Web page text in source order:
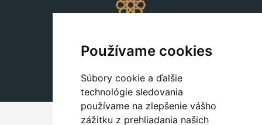
Používame cookies
Súbory cookie a ďalšie
technológie sledovania
používame na zlepšenie vášho
zážitku z prehliadania našich
+420 311 604 182
dekorace@autronic.cz